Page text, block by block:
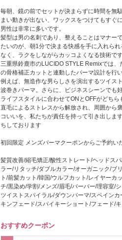
毎朝、鏡の前でセットが決まらずに時間を無
まい動きが出ない、ワックスをつけてもすぐ
男性は非常に多いです。
髪型は男の名刺であり、整えることはマナー
たいのが、朝1分で決まる快感を手に入れら
なく、ラクをしながらカッコよくなる技術です
三重県鈴鹿市のLUCIDO STYLE Remixでは
の骨格補正カットと連動したパーマ設計を行い
例えば、無造作な男らしさを演出するツイス
波巻きパーマ。さらに、ビジネスシーンでも
ライフスタイルに合わせてONとOFFがどちら
直毛によるストレスから解放され、周囲から
コいいを、私たちが責任を持って引き出しま
ちしております
初回限定 メンズパーマクーポンからご予約い
髪質改善/縮毛矯正/酸性ストレート/ヘッドス
ラー/リタッチ/ダブルカラー/オーガニック/ブ
ト/前髪カット/韓国/ウルフカット/レイヤーカ
チ/黒染め/学割/メンズ/眉毛/バーバー/理容室/
ツイストスパイラル/ダウンパーマ/スペイン
キンフェード/スパイキーショート/フェード/
おすすめクーポン